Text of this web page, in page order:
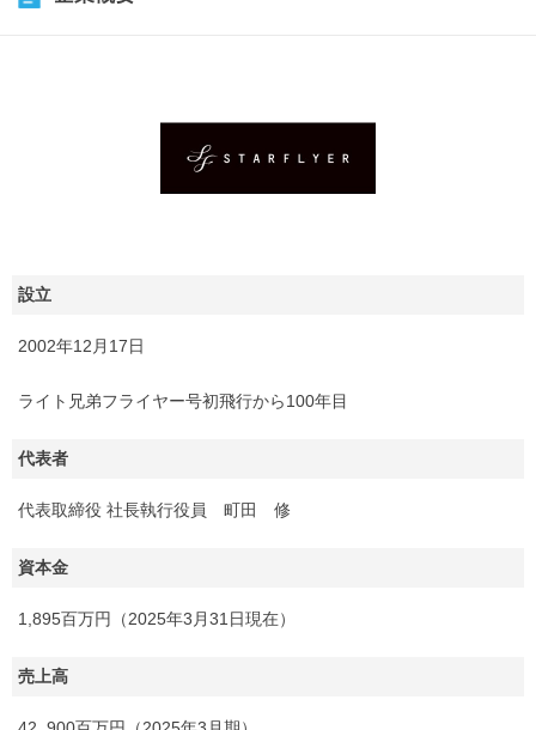
設立
2002年12月17日
ライト兄弟フライヤー号初飛行から100年目
代表者
代表取締役 社長執行役員 町田 修
資本金
1,895百万円（2025年3月31日現在）
売上高